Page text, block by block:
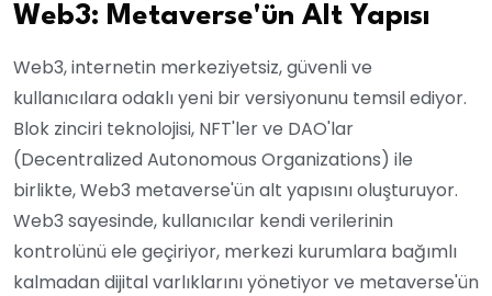
Web3: Metaverse'ün Alt Yapısı
Web3, internetin merkeziyetsiz, güvenli ve
kullanıcılara odaklı yeni bir versiyonunu temsil ediyor.
Blok zinciri teknolojisi, NFT'ler ve DAO'lar
(Decentralized Autonomous Organizations) ile
birlikte, Web3 metaverse'ün alt yapısını oluşturuyor.
Web3 sayesinde, kullanıcılar kendi verilerinin
kontrolünü ele geçiriyor, merkezi kurumlara bağımlı
kalmadan dijital varlıklarını yönetiyor ve metaverse'ün